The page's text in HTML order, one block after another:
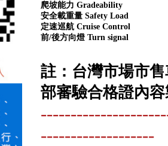
爬坡能力 Gradeability
安全載重量 Safety Load
定速巡航 Cruise Control
前/後方向燈 Turn signal
註：台灣市場市
部審驗合格證內
-------------------